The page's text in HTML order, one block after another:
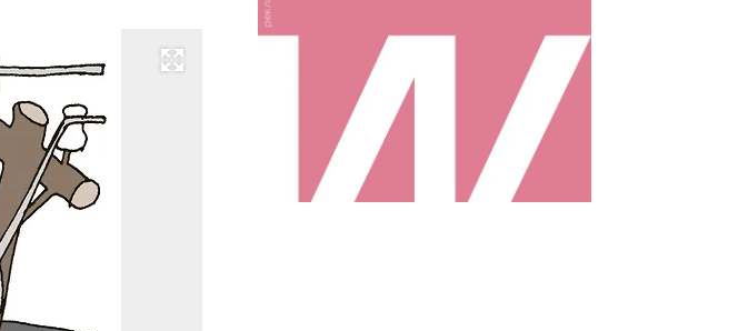
Развернуть на весь экран
Коммерсантъ